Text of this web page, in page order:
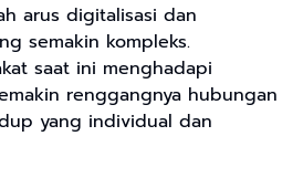
arus digitalisasi dan
semakin kompleks.
saat ini menghadapi
renggangnya hubungan
yang individual dan